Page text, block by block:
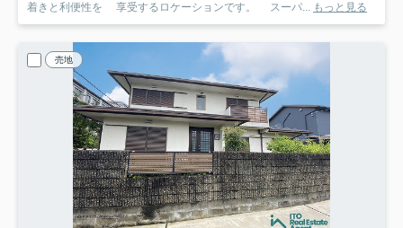
着きと利便性を 享受するロケーションです。 スーパ... もっと見る
売地